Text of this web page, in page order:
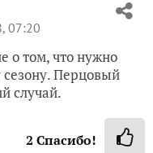
07:20
о том, что нужно
сезону. Перцовый
случай.
2 Спасибо!